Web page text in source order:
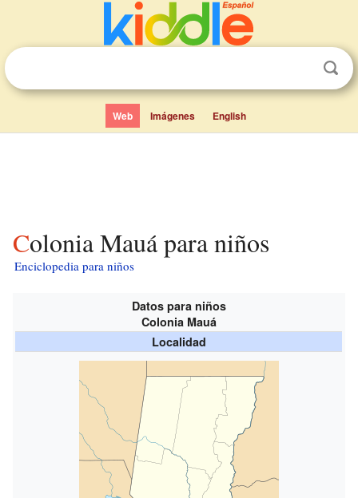
Web Imágenes English
Colonia Mauá para niños
Enciclopedia para niños
Datos para niños
Colonia Mauá
Localidad